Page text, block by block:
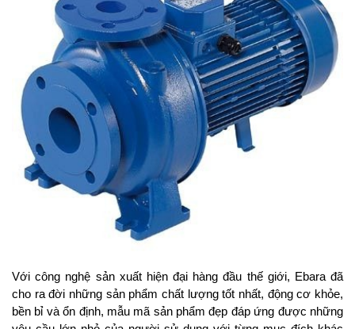
Với công nghệ sản xuất hiện đại hàng đầu thế giới, Ebara đã
cho ra đời những sản phẩm chất lượng tốt nhất, động cơ khỏe,
bền bỉ và ổn định, mẫu mã sản phẩm đẹp đáp ứng được những